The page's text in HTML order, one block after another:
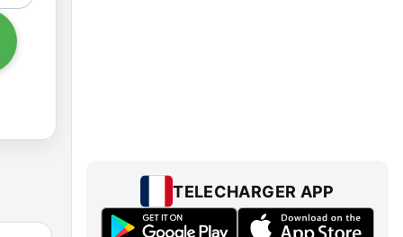
TELECHARGER APP